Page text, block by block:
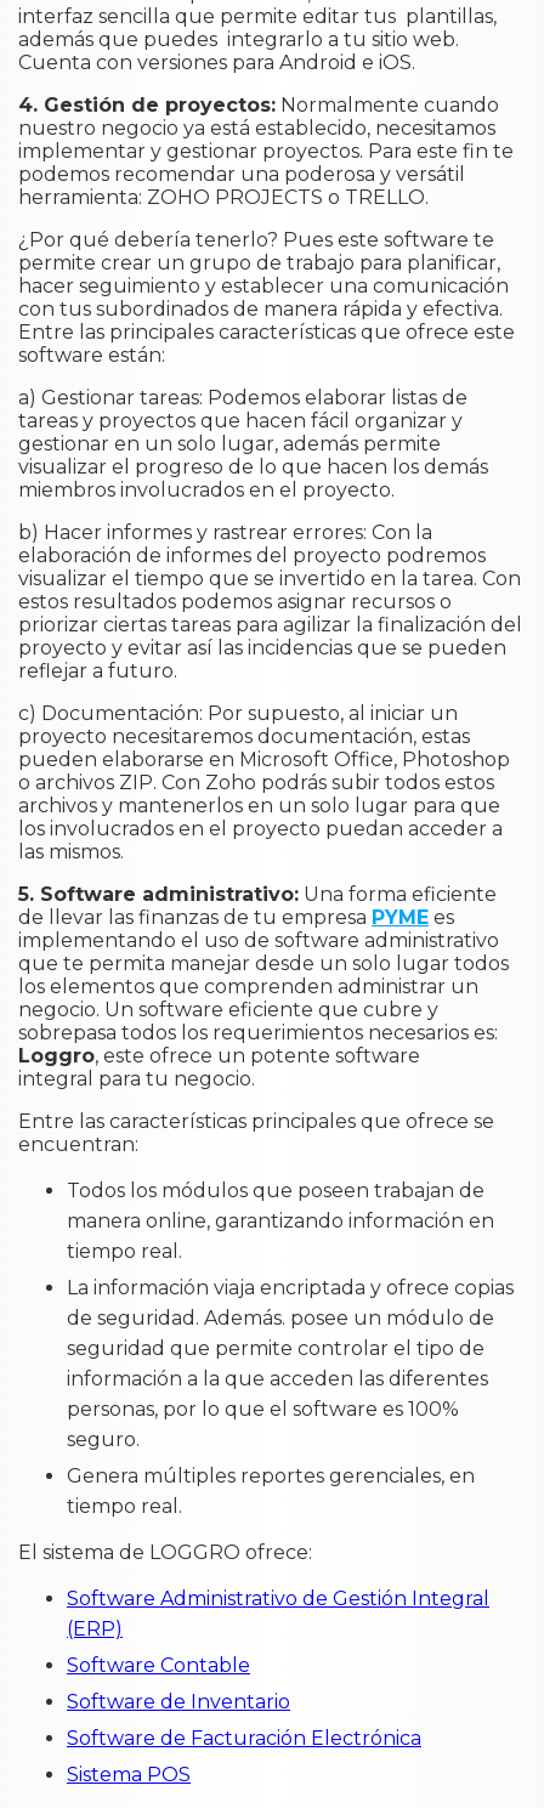
interfaz sencilla que permite editar tus plantillas,
además que puedes integrarlo a tu sitio web.
Cuenta con versiones para Android e iOS.
4. Gestión de proyectos: Normalmente cuando
nuestro negocio ya está establecido, necesitamos
implementar y gestionar proyectos. Para este fin te
podemos recomendar una poderosa y versátil
herramienta: ZOHO PROJECTS o TRELLO.
¿Por qué debería tenerlo? Pues este software te
permite crear un grupo de trabajo para planificar,
hacer seguimiento y establecer una comunicación
con tus subordinados de manera rápida y efectiva.
Entre las principales características que ofrece este
software están:
a) Gestionar tareas: Podemos elaborar listas de
tareas y proyectos que hacen fácil organizar y
gestionar en un solo lugar, además permite
visualizar el progreso de lo que hacen los demás
miembros involucrados en el proyecto.
b) Hacer informes y rastrear errores: Con la
elaboración de informes del proyecto podremos
visualizar el tiempo que se invertido en la tarea. Con
estos resultados podemos asignar recursos o
priorizar ciertas tareas para agilizar la finalización del
proyecto y evitar así las incidencias que se pueden
reflejar a futuro.
c) Documentación: Por supuesto, al iniciar un
proyecto necesitaremos documentación, estas
pueden elaborarse en Microsoft Office, Photoshop
o archivos ZIP. Con Zoho podrás subir todos estos
archivos y mantenerlos en un solo lugar para que
los involucrados en el proyecto puedan acceder a
las mismos.
5. Software administrativo: Una forma eficiente
de llevar las finanzas de tu empresa PYME es
implementando el uso de software administrativo
que te permita manejar desde un solo lugar todos
los elementos que comprenden administrar un
negocio. Un software eficiente que cubre y
sobrepasa todos los requerimientos necesarios es:
Loggro, este ofrece un potente software
integral para tu negocio.
Entre las características principales que ofrece se
encuentran:
Todos los módulos que poseen trabajan de
manera online, garantizando información en
tiempo real.
La información viaja encriptada y ofrece copias
de seguridad. Además. posee un módulo de
seguridad que permite controlar el tipo de
información a la que acceden las diferentes
personas, por lo que el software es 100%
seguro.
Genera múltiples reportes gerenciales, en
tiempo real.
El sistema de LOGGRO ofrece:
Software Administrativo de Gestión Integral
(ERP)
Software Contable
Software de Inventario
Software de Facturación Electrónica
Sistema POS